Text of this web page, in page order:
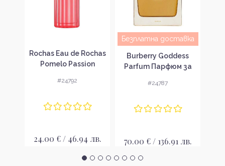
Rochas Eau de Rochas
Pomelo Passion
жени без опаковка
#24792
24.00 € / 46.94 лв.
Безплатна доставка
Burberry Goddess
Parfum Парфюм за
#24787
70.00 € / 136.91 лв.